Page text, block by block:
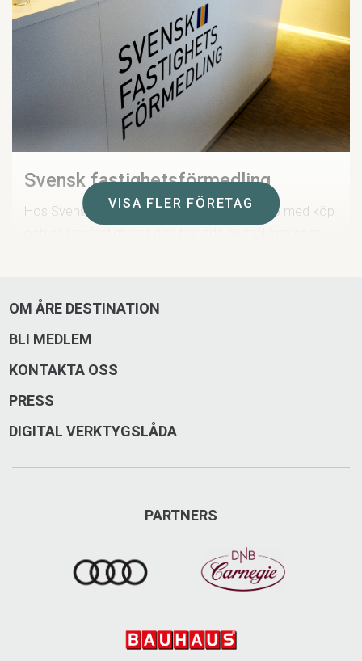
Svensk fastighetsförmedling
Hos Svensk fastighetsförmedling får du hjälp med köp
Årevägen 120, 837 52 Åre
0647-170 50
svenskfast.se
VISA FLER FÖRETAG
OM ÅRE DESTINATION
BLI MEDLEM
KONTAKTA OSS
PRESS
DIGITAL VERKTYGSLÅDA
PARTNERS